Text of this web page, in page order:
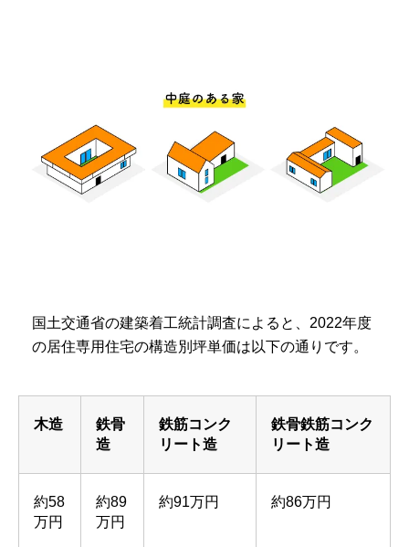
国土交通省の建築着工統計調査によると、2022年度
の居住専用住宅の構造別坪単価は以下の通りです。
木造
鉄骨
造
鉄筋コンク
リート造
鉄骨鉄筋コンク
リート造
約58
万円
約89
万円
約91万円 約86万円